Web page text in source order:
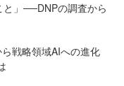
」──DNPの調査から
戦略領域AIへの進化